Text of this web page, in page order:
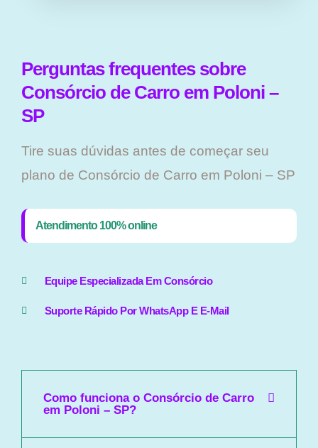
Perguntas frequentes sobre
Consórcio de Carro em Poloni –
SP
Tire suas dúvidas antes de começar seu
plano ​de Consórcio de Carro em Poloni – SP
Atendimento 100% online
Equipe Especializada Em Consórcio
Suporte Rápido Por WhatsApp E E-Mail
Como funciona o Consórcio de Carro
em Poloni – SP?